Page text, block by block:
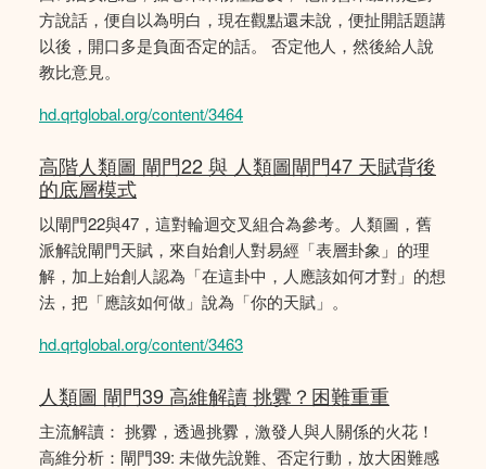
方說話，便自以為明白，現在觀點還未說，便扯開話題講
以後，開口多是負面否定的話。 否定他人，然後給人說
教比意見。
hd.qrtglobal.org/content/3464
高階人類圖 閘門22 與 人類圖閘門47 天賦背後
的底層模式
以閘門22與47，這對輪迴交叉組合為參考。人類圖，舊
派解說閘門天賦，來自始創人對易經「表層卦象」的理
解，加上始創人認為「在這卦中，人應該如何才對」的想
法，把「應該如何做」說為「你的天賦」。
hd.qrtglobal.org/content/3463
人類圖 閘門39 高維解讀 挑釁？困難重重
主流解讀： 挑釁，透過挑釁，激發人與人關係的火花！
高維分析：閘門39: 未做先說難、否定行動，放大困難感